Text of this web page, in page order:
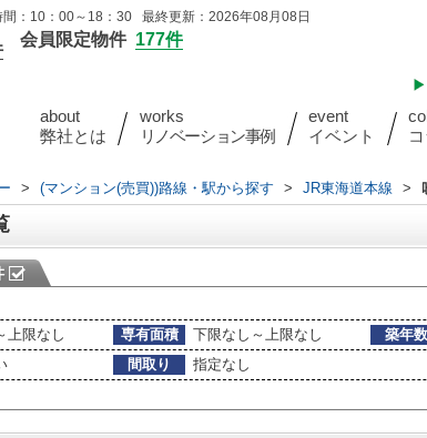
：10：00～18：30 最終更新：2026年08月08日
会員限定物件 177件
about
弊社とは
works
リノベーション事例
event
イベント
> (マンション(売買))路線・駅から探す > JR東海道本線 >
上限なし 専有面積 下限なし～上限なし 築年数
間取り
指定なし